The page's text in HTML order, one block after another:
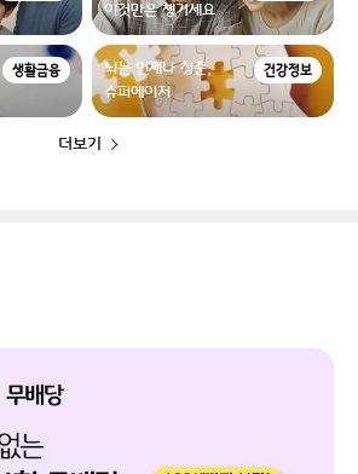
이것만은 챙기세요
생활금융 건강정보
뇌는 언제나 청춘,
슈퍼에이저
더보기